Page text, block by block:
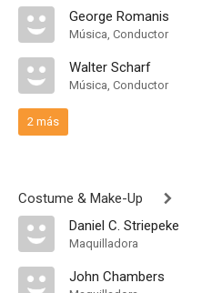
George Romanis
Música, Conductor
Walter Scharf
Música, Conductor
2 más
Costume & Make-Up
Daniel C. Striepeke
Maquilladora
John Chambers